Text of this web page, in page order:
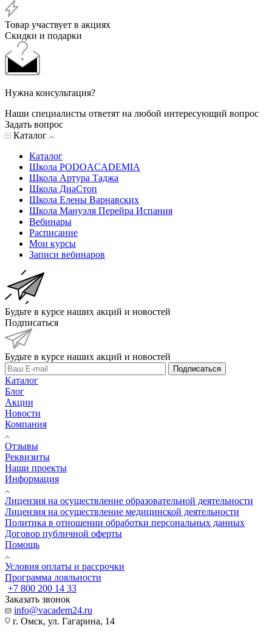
Товар участвует в акциях
Скидки и подарки
Нужна консультация?
Наши специалисты ответят на любой интересующий вопрос
Задать вопрос
Каталог
Каталог
Школа PODOACADEMIA
Школа Артура Таджа
Школа ДиаСтоп
Школа Елены Варнавских
Школа Мануэля Перейра Испания
Вебинары
Расписание
Мои курсы
Записи вебинаров
Будьте в курсе наших акций и новостей
Подписаться
Будьте в курсе наших акций и новостей
Подписаться
Каталог
Блог
Акции
Новости
Компания
Отзывы
Реквизиты
Наши проекты
Информация
Лицензия на осуществление образовательной деятельности
Лицензия на осуществление медицинской деятельности
Политика в отношении обработки персональных данных
Договор публичной оферты
Помощь
Условия оплаты и рассрочки
Программа лояльности
+7 800 200 14 33
Заказать звонок
info@vacadem24.ru
г. Омск, ул. Гагарина, 14